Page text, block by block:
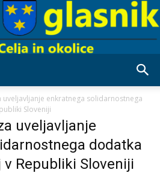
Glasnik
uveljavljanje enkratnega solidarnostnega
Sloveniji
uveljavljanje
dodatka
Republiki Sloveniji